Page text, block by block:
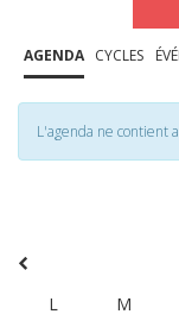
AGENDA CYCLES
L'agenda ne contient
L M